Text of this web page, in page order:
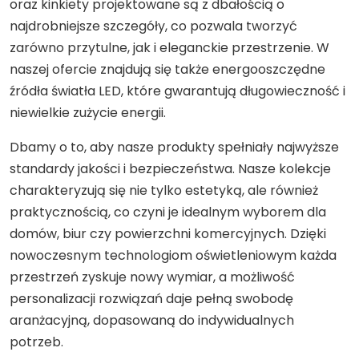
oraz kinkiety projektowane są z dbałością o
najdrobniejsze szczegóły, co pozwala tworzyć
zarówno przytulne, jak i eleganckie przestrzenie. W
naszej ofercie znajdują się także energooszczędne
źródła światła LED, które gwarantują długowieczność i
niewielkie zużycie energii.
Dbamy o to, aby nasze produkty spełniały najwyższe
standardy jakości i bezpieczeństwa. Nasze kolekcje
charakteryzują się nie tylko estetyką, ale również
praktycznością, co czyni je idealnym wyborem dla
domów, biur czy powierzchni komercyjnych. Dzięki
nowoczesnym technologiom oświetleniowym każda
przestrzeń zyskuje nowy wymiar, a możliwość
personalizacji rozwiązań daje pełną swobodę
aranżacyjną, dopasowaną do indywidualnych
potrzeb.